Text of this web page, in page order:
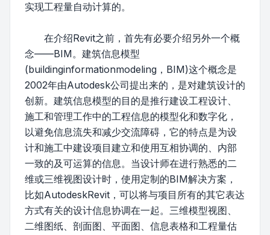
实现工程量自动计算的。
在介绍Revit之前，首先有必要介绍另外一个概
念——BIM。建筑信息模型
(buildinginformationmodeling，BIM)这个概念是
2002年由Autodesk公司提出来的，是对建筑设计的
创新。建筑信息模型的目的是推行建设工程设计、
施工和管理工作中的工程信息的模型化和数字化，
以避免信息流失和减少交流障碍，它的特点是为设
计和施工中建设项目建立和使用互相协调的、内部
一致的及可运算的信息。当设计师在进行熟悉的二
维或三维视图设计时，使用定制的BIM解决方案，
比如AutodeskRevit，可以将与项目所有的其它表达
方式有关的设计信息协调在一起。三维模型视图、
二维图纸、剖面图、平面图、信息表格和工程量估